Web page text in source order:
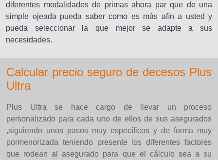
diferentes modalidades de primas ahora par que de una
simple ojeada pueda saber como es más afín a usted y
pueda seleccionar la que mejor se adapte a sus
necesidades.
Calcular precio seguro de decesos Plus
Ultra
Plus Ultra se hace cargo de llevar un proceso
personalizado para cada uno de ellos de sus asegurados
,siguiendo unos pasos muy específicos y de forma muy
pormenorizada teniendo presente los diferentes factores
que rodean al asegurado para que el cálculo sea a su